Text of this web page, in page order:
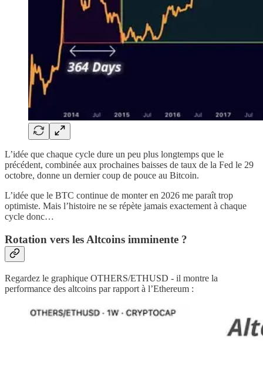
L’idée que chaque cycle dure un peu plus longtemps que le
précédent, combinée aux prochaines baisses de taux de la Fed le 29
octobre, donne un dernier coup de pouce au Bitcoin.
L’idée que le BTC continue de monter en 2026 me paraît trop
optimiste. Mais l’histoire ne se répète jamais exactement à chaque
cycle donc…
Rotation vers les Altcoins imminente ?
Regardez le graphique OTHERS/ETHUSD - il montre la
performance des altcoins par rapport à l’Ethereum :